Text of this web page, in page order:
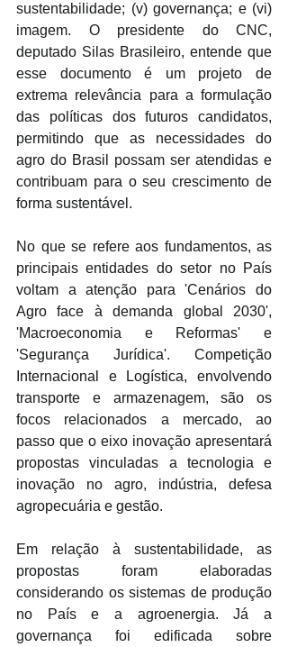
sustentabilidade; (v) governança; e (vi)
imagem. O presidente do CNC,
deputado Silas Brasileiro, entende que
esse documento é um projeto de
extrema relevância para a formulação
das políticas dos futuros candidatos,
permitindo que as necessidades do
agro do Brasil possam ser atendidas e
contribuam para o seu crescimento de
forma sustentável.
No que se refere aos fundamentos, as
principais entidades do setor no País
voltam a atenção para 'Cenários do
Agro face à demanda global 2030',
'Macroeconomia e Reformas' e
'Segurança Jurídica'. Competição
Internacional e Logística, envolvendo
transporte e armazenagem, são os
focos relacionados a mercado, ao
passo que o eixo inovação apresentará
propostas vinculadas a tecnologia e
inovação no agro, indústria, defesa
agropecuária e gestão.
Em relação à sustentabilidade, as
propostas foram elaboradas
considerando os sistemas de produção
no País e a agroenergia. Já a
governança foi edificada sobre